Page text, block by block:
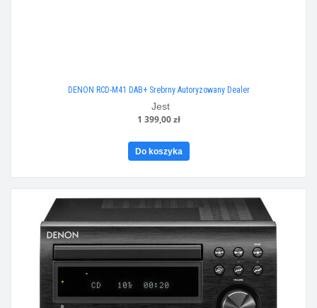
DENON RCD-M41 DAB+ Srebrny Autoryzowany Dealer
Jest
1 399,00 zł
Do koszyka